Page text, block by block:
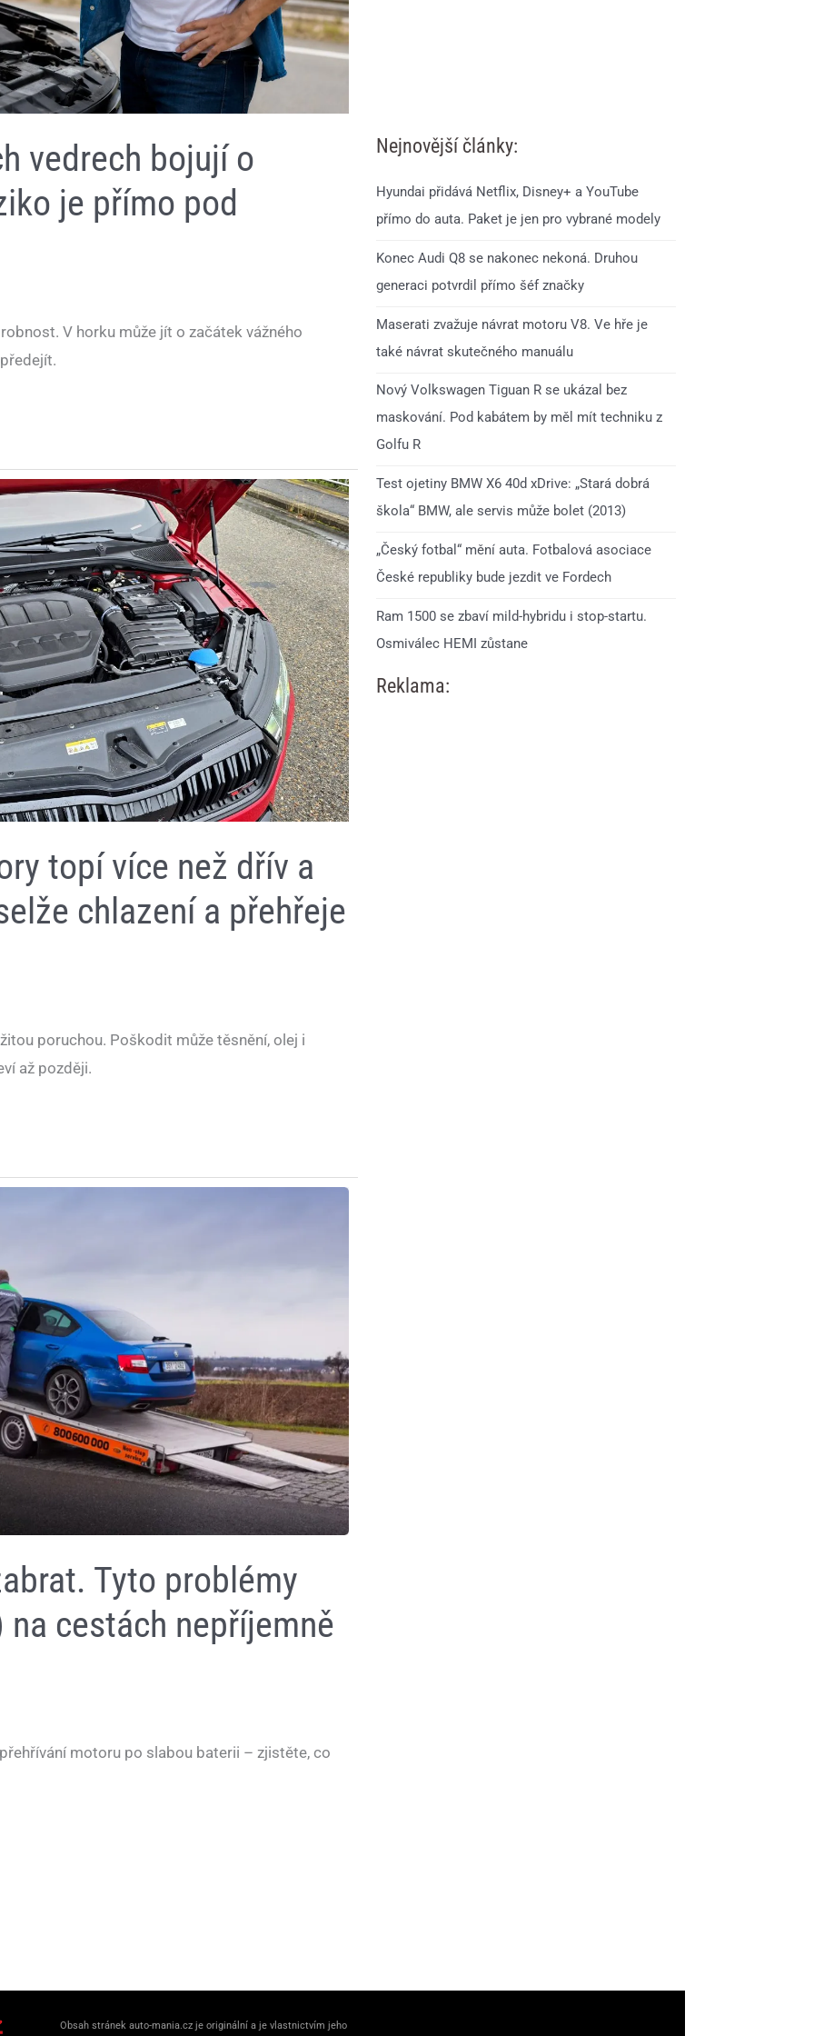
vedrech bojují o
je přímo pod
V horku může jít o začátek vážného
topí více než dřív a
chlazení a přehřeje
poruchou. Poškodit může těsnění, olej i
až později.
Tyto problémy
cestách nepříjemně
motoru po slabou baterii – zjistěte, co
Nejnovější články:
Hyundai přidává Netflix, Disney+ a YouTube
přímo do auta. Paket je jen pro vybrané modely
Konec Audi Q8 se nakonec nekoná. Druhou
generaci potvrdil přímo šéf značky
Maserati zvažuje návrat motoru V8. Ve hře je
také návrat skutečného manuálu
Nový Volkswagen Tiguan R se ukázal bez
maskování. Pod kabátem by měl mít techniku z
Golfu R
Test ojetiny BMW X6 40d xDrive: „Stará dobrá
škola“ BMW, ale servis může bolet (2013)
„Český fotbal“ mění auta. Fotbalová asociace
České republiky bude jezdit ve Fordech
Ram 1500 se zbaví mild-hybridu i stop-startu.
Osmiválec HEMI zůstane
Reklama:
Obsah stránek auto-mania.cz je originální a je vlastnictvím jeho